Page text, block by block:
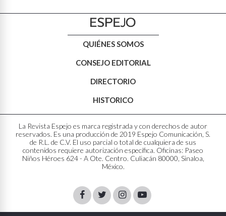
QUIÉNES SOMOS
CONSEJO EDITORIAL
DIRECTORIO
HISTORICO
La Revista Espejo es marca registrada y con derechos de autor
reservados. Es una producción de 2019 Espejo Comunicación, S.
de R.L. de C.V. El uso parcial o total de cualquiera de sus
contenidos requiere autorización específica. Oficinas: Paseo
Niños Héroes 624 - A Ote. Centro. Culiacán 80000, Sinaloa,
México.
FacebookTwitterInstagram
Youtube